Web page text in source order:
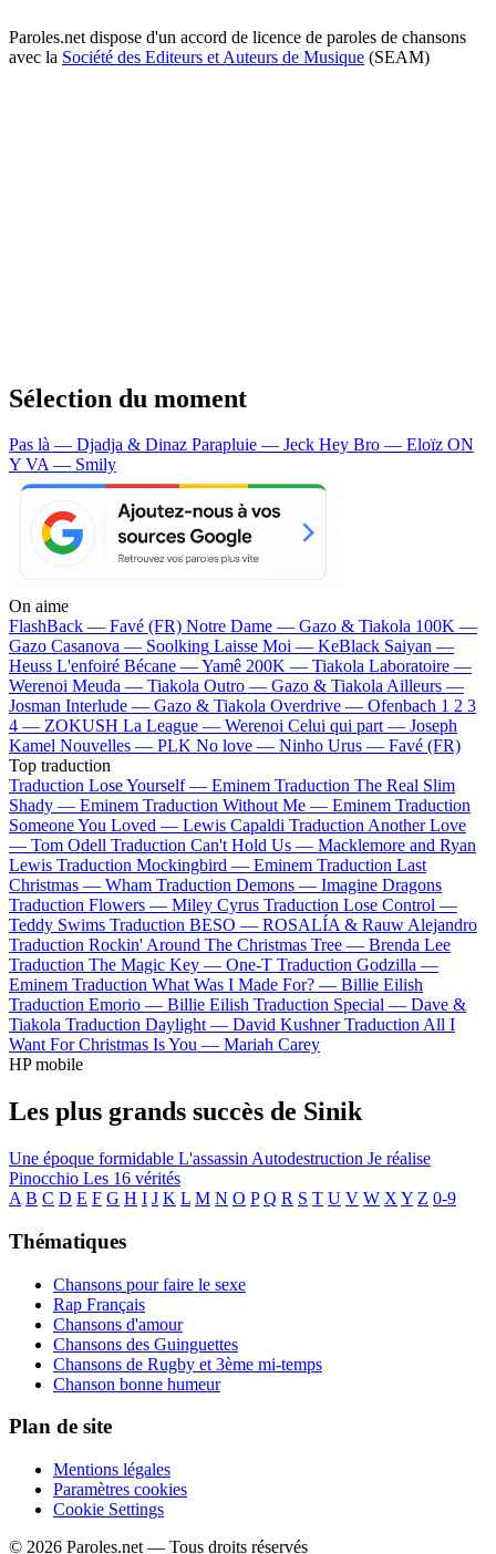
Paroles.net dispose d'un accord de licence de paroles de chansons
avec la Société des Editeurs et Auteurs de Musique (SEAM)
Sélection du moment
Pas là — Djadja & Dinaz Parapluie — Jeck Hey Bro — Eloïz ON
Y VA — Smily
On aime
FlashBack — Favé (FR) Notre Dame — Gazo & Tiakola 100K —
Gazo Casanova — Soolking Laisse Moi — KeBlack Saiyan —
Heuss L'enfoiré Bécane —Yamê 200K — Tiakola Laboratoire —
Werenoi Meuda — Tiakola Outro — Gazo & TiakolaAilleurs —
Josman Interlude — Gazo & Tiakola Overdrive — Ofenbach 1 2 3
4 — ZOKUSH La League — Werenoi Celui qui part — Joseph
Kamel Nouvelles — PLK No love — Ninho Urus — Favé (FR)
Top traduction
Traduction Lose Yourself — Eminem Traduction The Real Slim
Shady — Eminem Traduction Without Me — Eminem Traduction
Someone You Loved — Lewis Capaldi Traduction Another Love
— Tom Odell Traduction Can't Hold Us — Macklemore and Ryan
Lewis Traduction Mockingbird — Eminem Traduction Last
Christmas — Wham Traduction Demons — Imagine Dragons
Traduction Flowers — Miley Cyrus Traduction Lose Control —
Teddy Swims Traduction BESO — ROSALÍA & Rauw Alejandro
Traduction Rockin' Around The Christmas Tree — Brenda Lee
Traduction The Magic Key — One-T Traduction Godzilla —
Eminem Traduction What Was I Made For? — Billie Eilish
Traduction Emorio — Billie Eilish Traduction Special — Dave &
Tiakola Traduction Daylight — David Kushner Traduction All I
Want For Christmas Is You — Mariah Carey
HP mobile
Les plus grands succès de Sinik
Une époque formidable L'assassin Autodestruction Je réalise
Pinocchio Les 16 vérités
A B C D E F G H I J K L M N O P Q R S T U V W X Y Z 0-9
Thématiques
Chansons pour faire le sexe
Rap Français
Chansons d'amour
Chansons des Guinguettes
Chansons de Rugby et 3ème mi-temps
Chanson bonne humeur
Plan de site
Mentions légales
Paramètres cookies
Cookie Settings
© 2026 Paroles.net — Tous droits réservés